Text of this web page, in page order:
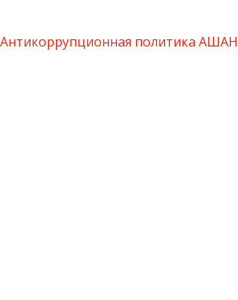
Антикоррупционная политика АШАН